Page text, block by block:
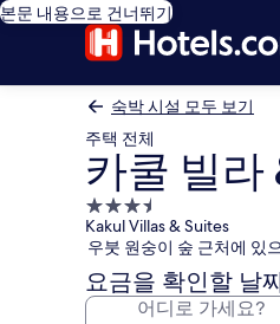
본문 내용으로 건너뛰기
숙박 시설 모두 보기
주택 전체
카쿨 빌라
3.5
성
급
숙
박
Kakul Villas & Suites
우붓 원숭이 숲 근처에 있
요금을 확인할 날
어디로 가세요?